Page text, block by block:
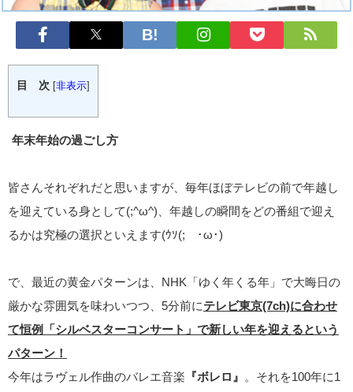
目 次 [非表示]
年末年始の過ごし方
皆さんそれぞれだと思いますが、毎年ほぼテレビの前で年越し
を迎えている身として(;^ω^)、年越しの瞬間をどの番組で迎え
るかは究極の選択といえます(ｳｿ(;´･ω･)
で、最近の黄金パターンは、NHK「ゆく年くる年」で大晦日の
厳かな雰囲気を味わいつつ、5分前に テレビ東京(7ch)に合わせ
て恒例「シルベスターコンサート」で新しい年を迎えるという
パターン！
今年はラヴェル作曲のバレエ音楽 『ボレロ』
。それを100年に1